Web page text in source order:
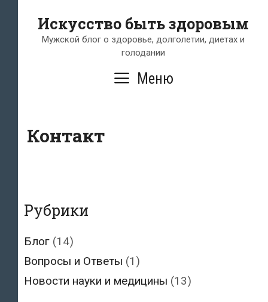
содержимому
Искусство быть здоровым
Мужской блог о здоровье, долголетии, диетах и
голодании
Меню
Контакт
Рубрики
Блог (14)
Вопросы и Ответы (1)
Новости науки и медицины (13)